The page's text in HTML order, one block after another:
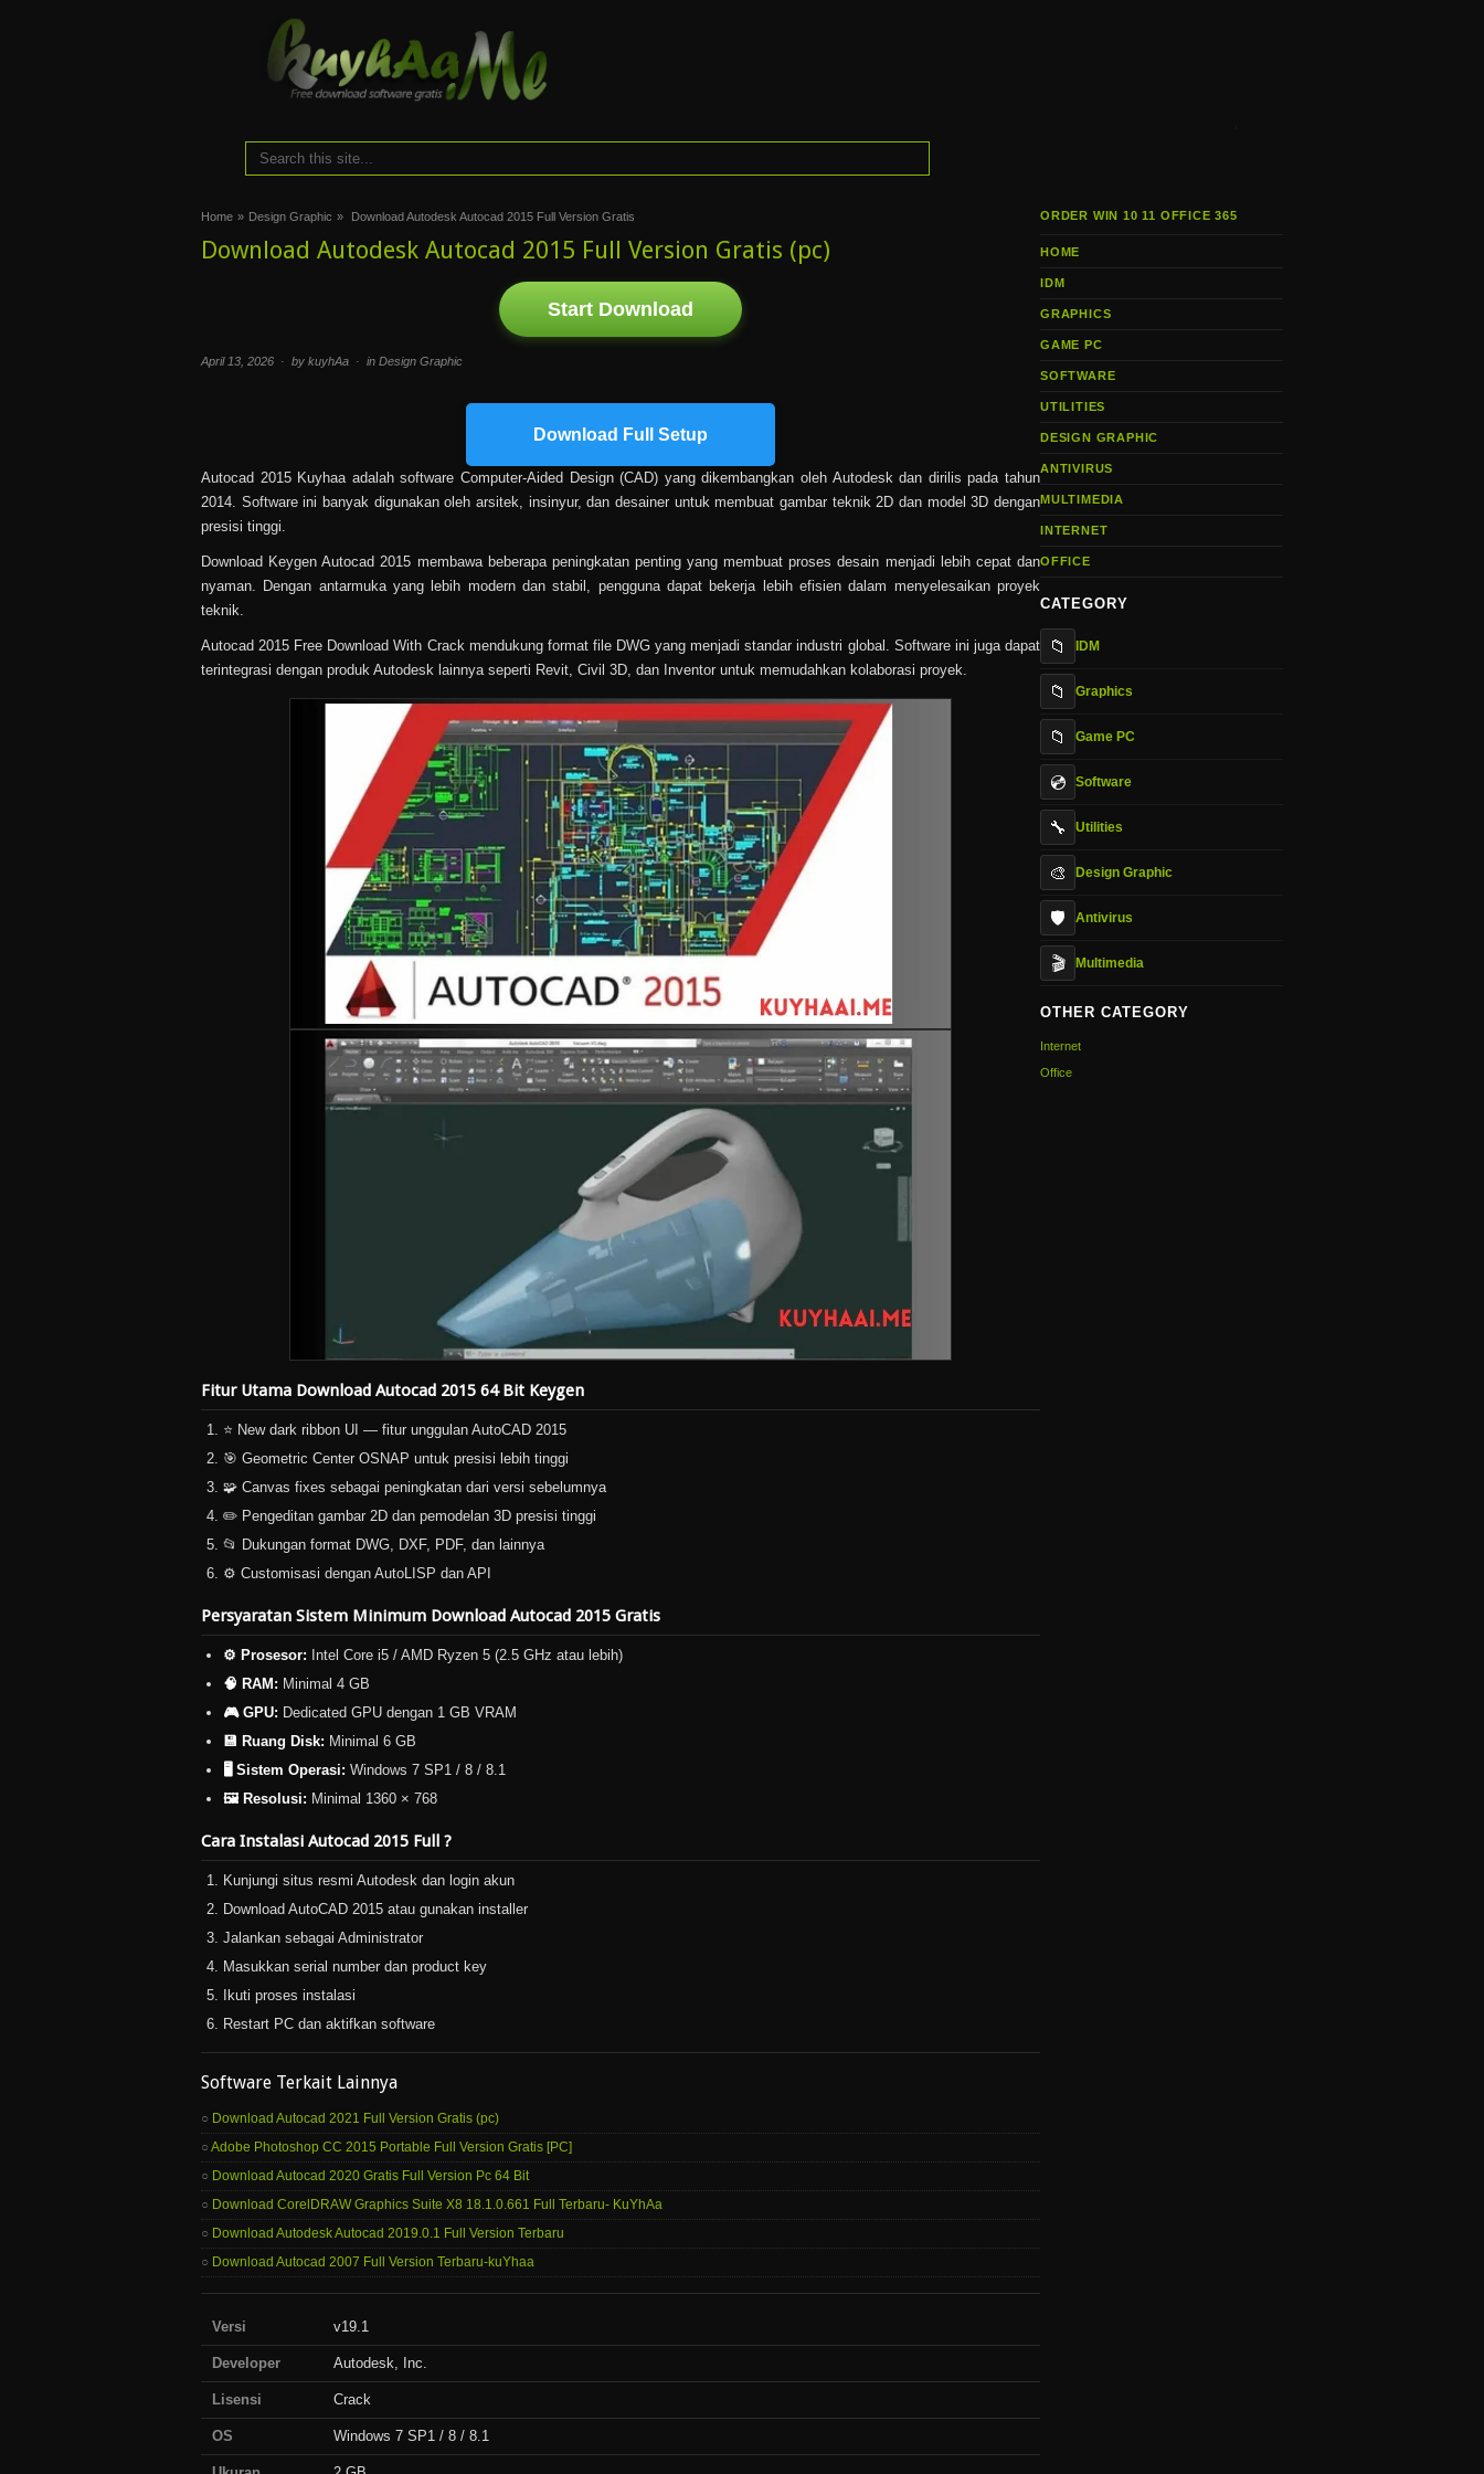
Home » Design Graphic » Download Autodesk Autocad 2015 Full Version Gratis
Download Autodesk Autocad 2015 Full Version Gratis (pc)
Start Download
April 13, 2026 · by kuyhAa · in Design Graphic
Download Full Setup
Autocad 2015 Kuyhaa adalah software Computer-Aided Design (CAD) yang dikembangkan oleh Autodesk dan dirilis pada tahun
2014. Software ini banyak digunakan oleh arsitek, insinyur, dan desainer untuk membuat gambar teknik 2D dan model 3D dengan
presisi tinggi.
Download Keygen Autocad 2015 membawa beberapa peningkatan penting yang membuat proses desain menjadi lebih cepat dan
nyaman. Dengan antarmuka yang lebih modern dan stabil, pengguna dapat bekerja lebih efisien dalam menyelesaikan proyek
teknik.
Autocad 2015 Free Download With Crack mendukung format file DWG yang menjadi standar industri global. Software ini juga dapat
terintegrasi dengan produk Autodesk lainnya seperti Revit, Civil 3D, dan Inventor untuk memudahkan kolaborasi proyek.
Fitur Utama Download Autocad 2015 64 Bit Keygen
⭐ New dark ribbon UI — fitur unggulan AutoCAD 2015
🎯 Geometric Center OSNAP untuk presisi lebih tinggi
🧩 Canvas fixes sebagai peningkatan dari versi sebelumnya
✏️ Pengeditan gambar 2D dan pemodelan 3D presisi tinggi
📂 Dukungan format DWG, DXF, PDF, dan lainnya
⚙️ Customisasi dengan AutoLISP dan API
Persyaratan Sistem Minimum Download Autocad 2015 Gratis
⚙️ Prosesor: Intel Core i5 / AMD Ryzen 5 (2.5 GHz atau lebih)
🧠 RAM: Minimal 4 GB
🎮 GPU: Dedicated GPU dengan 1 GB VRAM
💾 Ruang Disk: Minimal 6 GB
🖥️ Sistem Operasi: Windows 7 SP1 / 8 / 8.1
🖼️ Resolusi: Minimal 1360 × 768
Cara Instalasi Autocad 2015 Full ?
Kunjungi situs resmi Autodesk dan login akun
Download AutoCAD 2015 atau gunakan installer
Jalankan sebagai Administrator
Masukkan serial number dan product key
Ikuti proses instalasi
Restart PC dan aktifkan software
Software Terkait Lainnya
Download Autocad 2021 Full Version Gratis (pc)
Adobe Photoshop CC 2015 Portable Full Version Gratis [PC]
Download Autocad 2020 Gratis Full Version Pc 64 Bit
Download CorelDRAW Graphics Suite X8 18.1.0.661 Full Terbaru- KuYhAa
Download Autodesk Autocad 2019.0.1 Full Version Terbaru
Download Autocad 2007 Full Version Terbaru-kuYhaa
Versi v19.1
Developer Autodesk, Inc.
Lisensi Crack
OS Windows 7 SP1 / 8 / 8.1
ORDER WIN 10 11 OFFICE 365
HOME
IDM
GRAPHICS
GAME PC
SOFTWARE
UTILITIES
DESIGN GRAPHIC
ANTIVIRUS
MULTIMEDIA
INTERNET
OFFICE
CATEGORY
📁 IDM
📁 Graphics
📁 Game PC
💿 Software
🔧 Utilities
🎨 Design Graphic
🛡️ Antivirus
🎬 Multimedia
OTHER CATEGORY
Internet
Office